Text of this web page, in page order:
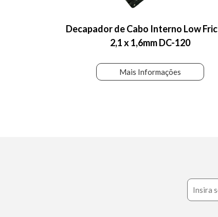
Decapador de Cabo Interno Low
2,1 x 1,6mm DC-120
Mais Informações